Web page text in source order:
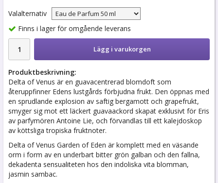
Valalternativ
Finns i lager för omgående leverans
Lägg i varukorgen
Produktbeskrivning:
Delta of Venus är en guavacentrerad blomdoft som
återuppfinner Edens lustgårds förbjudna frukt. Den öppnas med
en sprudlande explosion av saftig bergamott och grapefrukt,
smyger sig mot ett läckert guavaackord skapat exklusivt för Eris
av parfymören Antoine Lie, och förvandlas till ett kalejdoskop
av köttsliga tropiska fruktnoter.
Delta of Venus Garden of Eden är komplett med en väsande
orm i form av en underbart bitter grön galban och den fallna,
dekadenta sensualiteten hos den indoliska vita blomman,
jasmin sambac.